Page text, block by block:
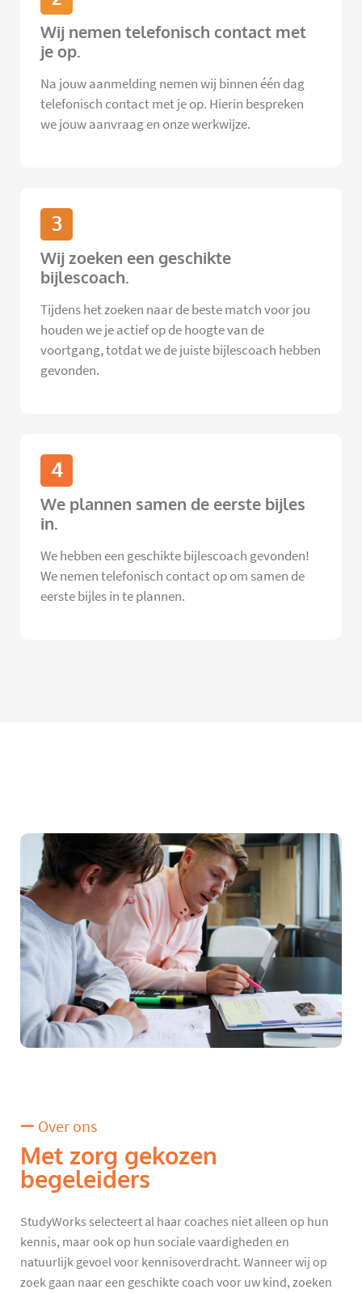
Wij nemen telefonisch contact met
je op.
Na jouw aanmelding nemen wij binnen één dag
telefonisch contact met je op. Hierin bespreken
we jouw aanvraag en onze werkwijze.
3
Wij zoeken een geschikte
bijlescoach.
Tijdens het zoeken naar de beste match voor jou
houden we je actief op de hoogte van de
voortgang, totdat we de juiste bijlescoach hebben
gevonden.
4
We plannen samen de eerste bijles
in.
We hebben een geschikte bijlescoach gevonden!
We nemen telefonisch contact op om samen de
eerste bijles in te plannen.
Over ons
Met zorg gekozen
begeleiders
StudyWorks selecteert al haar coaches niet alleen op hun
kennis, maar ook op hun sociale vaardigheden en
natuurlijk gevoel voor kennisoverdracht. Wanneer wij op
zoek gaan naar een geschikte coach voor uw kind, zoeken